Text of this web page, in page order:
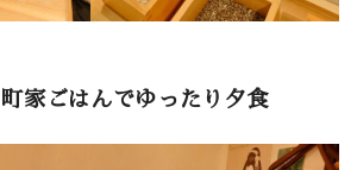
家ごはんでゆったり夕食